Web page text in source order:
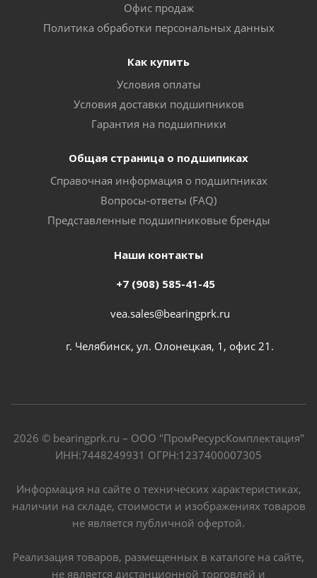
Офис продаж
Политика обработки персональных данных
Как купить
Условия оплаты
Условия доставки подшипников
Гарантия на подшипники
Общая страница о подшипиках
Справочная информация о подшипниках
Вопросы-ответы (FAQ)
Представленные подшипниковые бренды
Наши контакты
+7 (908) 585-41-45
vea.sales@bearingprk.ru
г. Челябинск, ул. Олонецкая, 1, офис 21.
2026 © bearingprk.ru – ООО "ПромРесурсКомплектация"
ИНН:7448249931 ОГРН:1237400007305
Информация на сайте о технических характеристиках,
наличии на складе, стоимости и изображениях товаров
не является публичной офертой.
Реализация товаров, размещенных в каталоге на сайте,
не является дистанционной торговлей и